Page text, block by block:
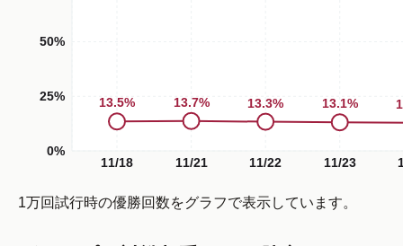
11/18 11/21 11/22 11/23
0%
25%
50%
13.5% 13.7% 13.3% 13.1%
1万回試行時の優勝回数をグラフで表示しています。